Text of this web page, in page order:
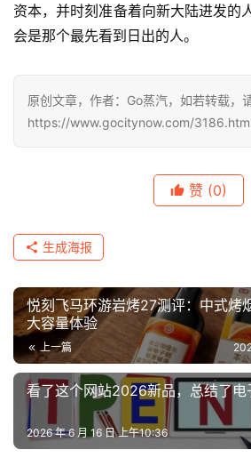
资本，并时刻准备着向新大陆进发的
会是那个最先看到日出的人。
原创文章，作者：Go蒸汽，如若转载，
https://www.gocitynow.com/
赞 (0)
生成海报
悦刻飞马环游岩烤27测评：中式烤
大容量体验
上一篇
看了这个网站2026新品，总结了电
2026 年 6 月 16 日 上午10:36